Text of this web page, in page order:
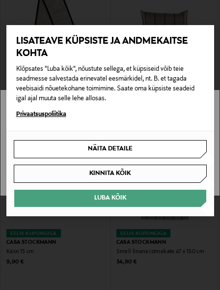
LISATEAVE KÜPSISTE JA ANDMEKAITSE
KOHTA
Klõpsates "Luba kõik", nõustute sellega, et küpsiseid võib teie
seadmesse salvestada erinevatel eesmärkidel, nt. B. et tagada
veebisaidi nõuetekohane toimimine. Saate oma küpsiste seadeid
igal ajal muuta selle lehe allosas.
Privaatsuspoliitika
NÄITA DETAILE
KINNITA KÕIK
LUBA KÕIK
EELIS KUPONGIGA
CASA STOCKMANN
Seljapesija 14 x 70 cm
Original Price
22,90 €
EELIS KUPONGIGA
CASA STOCKMANN
Saunapadi Savu 47 x 23 cm
EELIS KUPONGIGA
CASA STOCKMANN
Käsn 15 cm
Original Price
9,90 €
EELIS KUPONGIGA
CASA STOCKMANN
Smell linane istmekate 47 x 150 cm
Original Price
34,90 €
Stockmann pole Sinu riigis saadaval.
SAAN ARU